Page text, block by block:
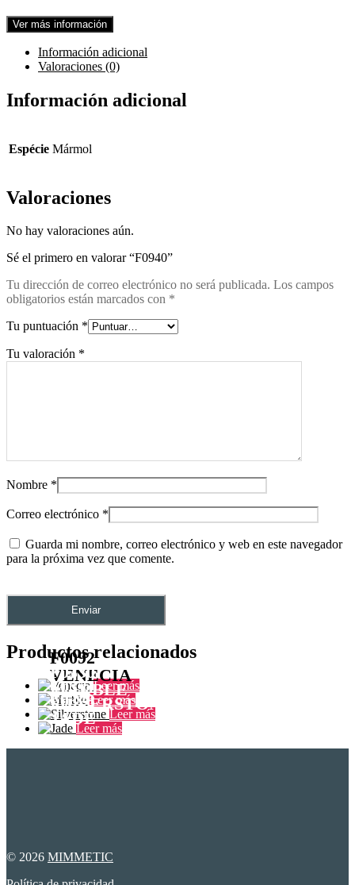
Ver más información
Información adicional
Valoraciones (0)
Información adicional
Espécie Mármol
Valoraciones
No hay valoraciones aún.
Sé el primero en valorar “F0940”
Tu dirección de correo electrónico no será publicada. Los campos
obligatorios están marcados con *
Tu puntuación *
Tu valoración *
Nombre *
Correo electrónico *
Guarda mi nombre, correo electrónico y web en este navegador
para la próxima vez que comente.
Productos relacionados
F0092
VENECIA
Leer más
F0330
MARBLE
Leer más
F0351
SILVERSTONE
Leer más
F0328
JADE
Leer más
© 2026 MIMMETIC